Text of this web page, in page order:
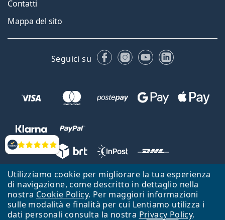
Utilizziamo cookie per migliorare la tua esperienza
di navigazione, come descritto in dettaglio nella
nostra Cookie Policy. Per maggiori informazioni
sulle modalità e finalità per cui Lentiamo utilizza i
dati personali consulta la nostra Privacy Policy.
Valutazione
Contatti
Mappa del sito
Seguici su FacebookInstagram
YouTubeLinkedIn
Lentiamo s.r.o., Vídeňská 12, 37833 Nová Bystřice, Repubblica Ceca.
Partita IVA: CZ26104784
Torna alla Home Page Vai all'inizio